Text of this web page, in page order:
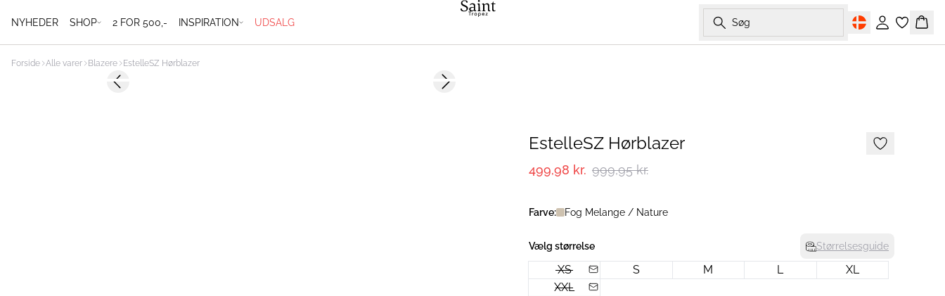
NYHEDER SHOP 2 FOR 500,- INSPIRATION UDSALG Søg
Log ind Kurv
Forside Alle varer Blazere EstelleSZ Hørblazer
-50%Previous slide Next slide
EstelleSZ Hørblazer
499,98 kr. 999,95 kr.
Farve: Fog Melange / Nature
Vælg størrelse Størrelsesguide
XS S M L
XL
XXL